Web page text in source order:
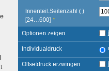
Innenteil.Seitenzahl ( )
[24…600] *
Optionen zeigen
Individualdruck
Offsetdruck erzwingen